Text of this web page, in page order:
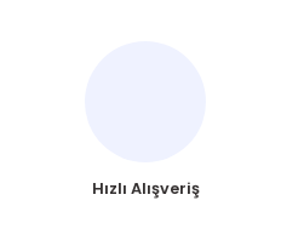
Hızlı Alışveriş